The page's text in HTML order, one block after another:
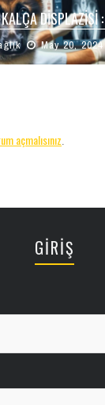
KALÇA DISPLAZISI
May 20,
açmalısınız
GİRİŞ